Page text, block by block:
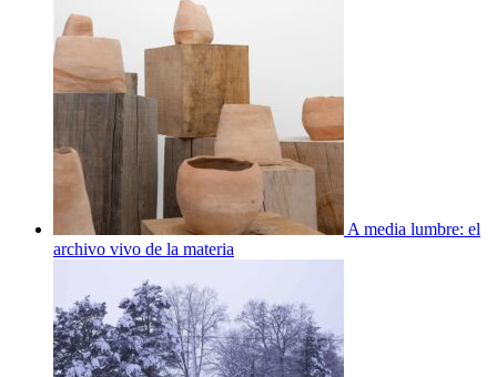
A media lumbre: el
archivo vivo de la materia